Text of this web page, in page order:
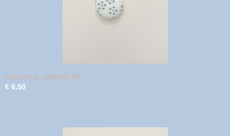
kraal rond - patroon D1
€ 6,50